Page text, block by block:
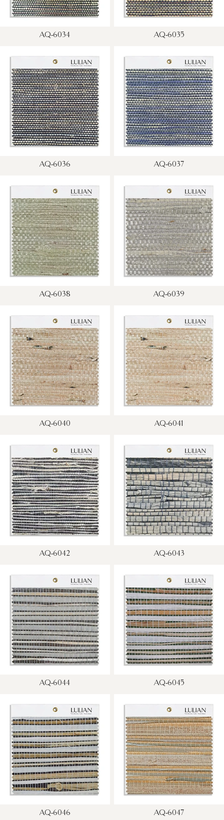
AQ-6034 AQ-6035
AQ-6036 AQ-6037
AQ-6038 AQ-6039
AQ-6040 AQ-6041
AQ-6042 AQ-6043
AQ-6044 AQ-6045
AQ-6046 AQ-6047